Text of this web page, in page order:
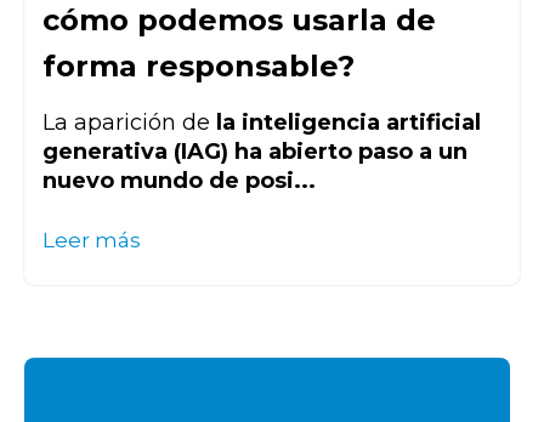
cómo podemos usarla de
forma responsable?
La aparición de la inteligencia artificial
generativa (IAG) ha abierto paso a un
nuevo mundo de posi...
Leer más